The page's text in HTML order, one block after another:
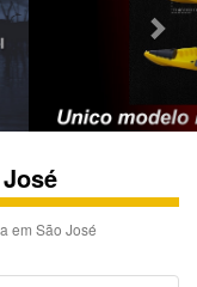
em São José